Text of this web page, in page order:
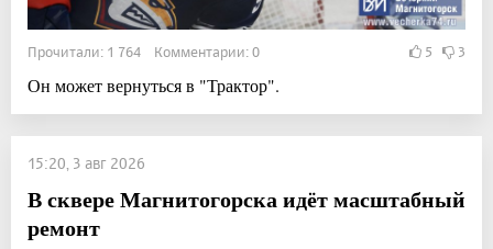
Прочитали: 1 764 Комментарии: 0 5 3
Он может вернуться в "Трактор".
15:20, 3 авг 2026
В сквере Магнитогорска идёт масштабный
ремонт